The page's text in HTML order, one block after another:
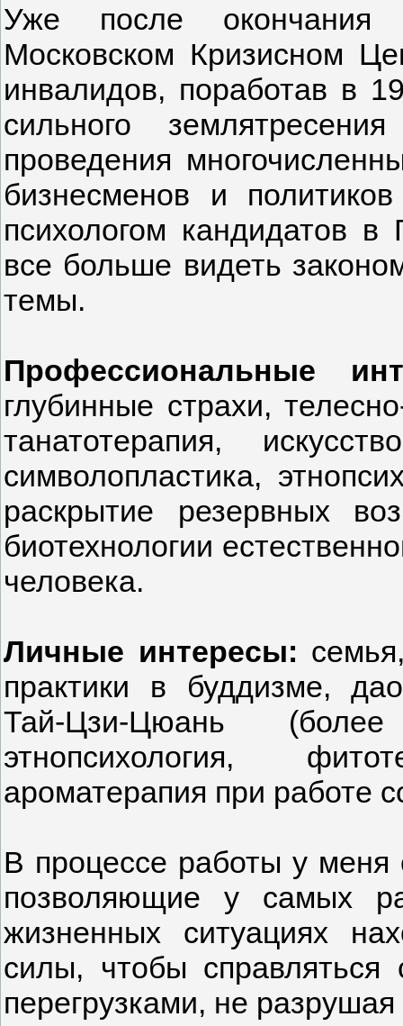
Уже после окончания
Московском Кризисном
инвалидов, поработав в
сильного
проведения
бизнесменов и
психологом кандидатов
все больше видеть
темы.
Профессиональные
глубинные страхи,
танатотерапия,
символопластика,
раскрытие резервных
биотехнологии
человека.
Личные интересы:
практики в буддизме,
Тай-Цзи-Цюань
этнопсихология,
ароматерапия при работе
В процессе работы у
позволяющие у самых
жизненных ситуациях
силы, чтобы
перегрузками, не разрушая